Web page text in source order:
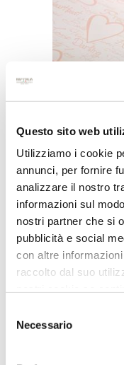
Questo sito web
Utilizziamo i cookie
annunci, per fornire
analizzare il nostro
informazioni sul
nostri partner che si
pubblicità e social
con altre
raccolto dal suo
delNecessario